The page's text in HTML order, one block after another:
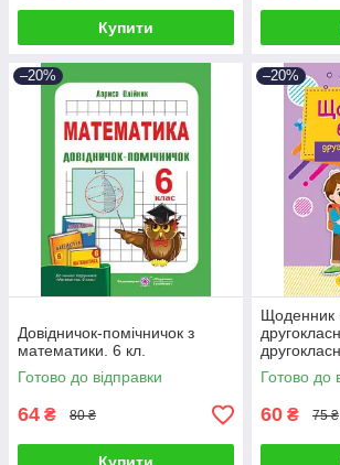
Купити
–20%
Довідничок-помічничок з
математики. 6 кл.
Готово до відправки
64 ₴ 80 ₴
–20%
Щоденник
Готово до
60 ₴ 75 ₴